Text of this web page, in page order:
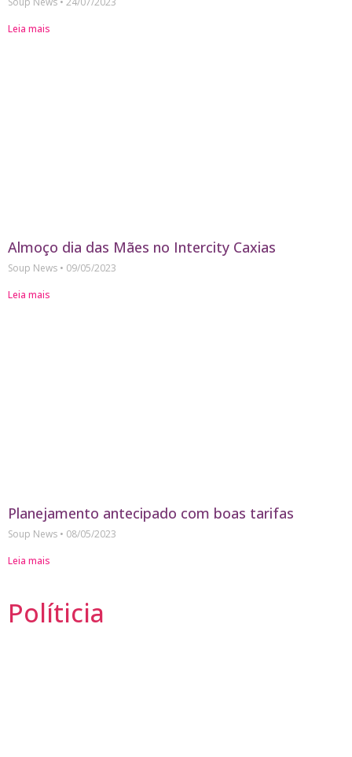
Leia mais
Almoço dia das Mães no Intercity Caxias
Soup News
09/05/2023
Leia mais
Planejamento antecipado com boas tarifas
Soup News
08/05/2023
Leia mais
Políticia